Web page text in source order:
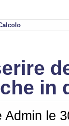
in
Admin le